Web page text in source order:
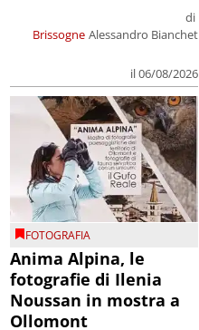
Brissogne
di
Alessandro Bianchet
il 06/08/2026
FOTOGRAFIA
Anima Alpina, le
fotografie di Ilenia
Noussan in mostra a
Ollomont